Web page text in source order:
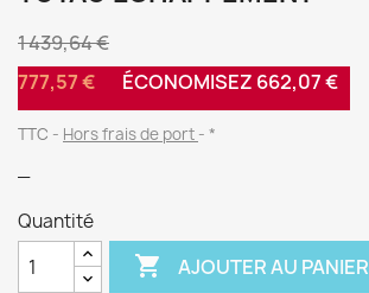
1 439,64 €
777,57 €
ÉCONOMISEZ 662,07 €
TTC Hors frais de port *
Quantité
 AJOUTER AU PANIER